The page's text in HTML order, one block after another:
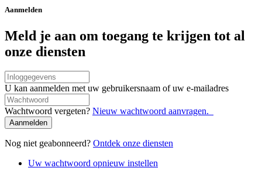
Aanmelden
Meld je aan om toegang te krijgen tot al
onze diensten
Connexion
par
nom
d'utilisateur/adresse
e-
mail
U kan aanmelden met uw gebruikersnaam of uw e-mailadres
Wachtwoord
Wachtwoord vergeten? Nieuw wachtwoord aanvragen.
Nog niet geabonneerd? Ontdek onze diensten
Uw wachtwoord opnieuw instellen